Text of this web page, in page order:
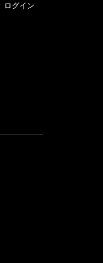
ログイン